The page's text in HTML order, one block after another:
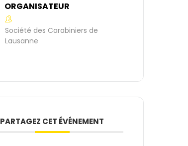
ORGANISATEUR
Société des Carabiniers de
Lausanne
PARTAGEZ CET ÉVÉNEMENT